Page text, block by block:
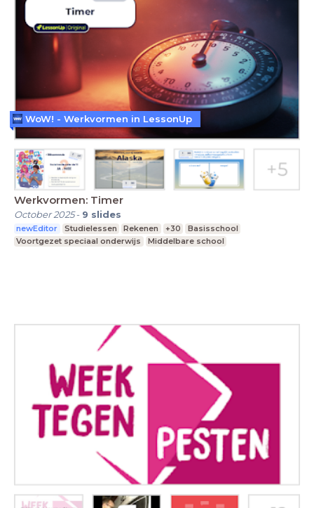
Werkvormen: Timer
October 2025- 9 slides
newEditor Studielessen Rekenen +30
Basisschool
Voortgezet speciaal onderwijs
Middelbare school
WoW! - Werkvormen in LessonUp